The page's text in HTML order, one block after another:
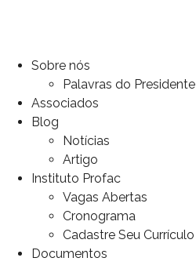
Sobre nós
Palavras do Presidente
Associados
Blog
Notícias
Artigo
Instituto Profac
Vagas Abertas
Cronograma
Cadastre Seu Currículo
Documentos